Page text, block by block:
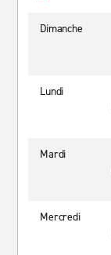
Dimanche
Lundi
Mardi
Mercredi